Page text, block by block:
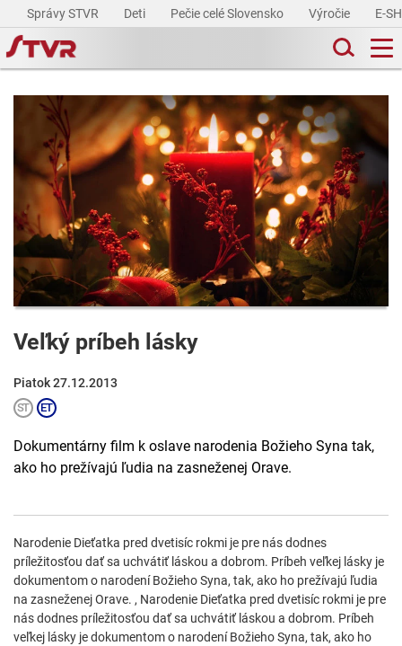
Správy STVR Deti Pečie celé Slovensko Výročie E-
Veľký príbeh lásky
Piatok 27.12.2013
Dokumentárny film k oslave narodenia Božieho Syna tak,
ako ho prežívajú ľudia na zasneženej Orave.
Narodenie Dieťatka pred dvetisíc rokmi je pre nás dodnes
príležitosťou dať sa uchvátiť láskou a dobrom. Príbeh veľkej lásky je
dokumentom o narodení Božieho Syna, tak, ako ho prežívajú ľudia
na zasneženej Orave. , Narodenie Dieťatka pred dvetisíc rokmi je pre
nás dodnes príležitosťou dať sa uchvátiť láskou a dobrom. Príbeh
veľkej lásky je dokumentom o narodení Božieho Syna, tak, ako ho